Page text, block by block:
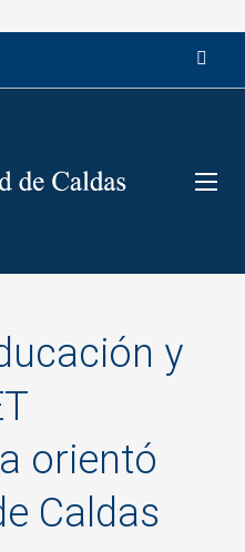
y
orientó
Caldas